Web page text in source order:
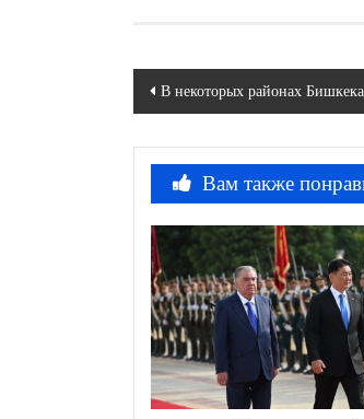
Навигация
записям
В некоторых районах
Вам также